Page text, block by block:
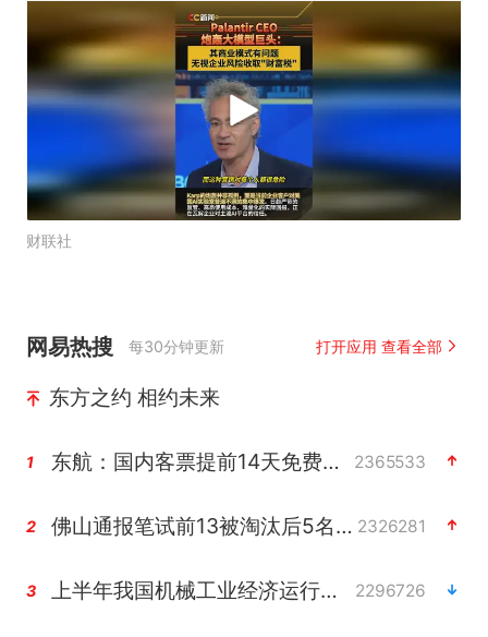
财联社
网易热搜 每30分钟更新 打开应用 查看全部
东方之约 相约未来
1 东航：国内客票提前14天免费退改 2365533
2 佛山通报笔试前13被淘汰后5名进体检 2326281
3 上半年我国机械工业经济运行稳中有进 2296726